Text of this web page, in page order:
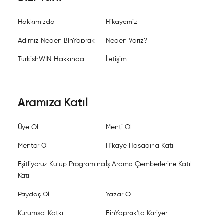
Hakkımızda Hikayemiz
Adımız Neden BinYaprak Neden Varız?
TurkishWIN Hakkında İletişim
Aramıza Katıl
Üye Ol Menti Ol
Mentor Ol Hikaye Hasadına Katıl
Eşitliyoruz Kulüp Programına
Katıl
İş Arama Çemberlerine Katıl
Paydaş Ol Yazar Ol
Kurumsal Katkı BinYaprak'ta Kariyer